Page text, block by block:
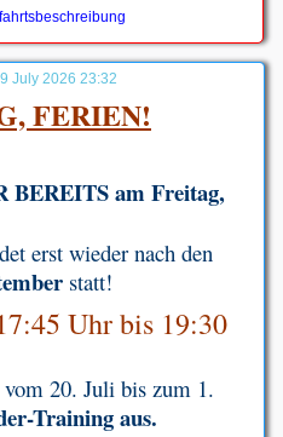
July 2026 23:32
FERIEN!
BEREITS am Freitag,
erst wieder nach den
statt!
Uhr bis 19:30
vom 20. Juli bis zum 1.
Training aus.